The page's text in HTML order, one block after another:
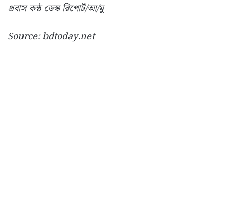
প্রবাস কন্ঠ ডেস্ক রিপোর্ট/আ/মু
Source: bdtoday.net